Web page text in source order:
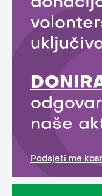
naše
Podsjeti me